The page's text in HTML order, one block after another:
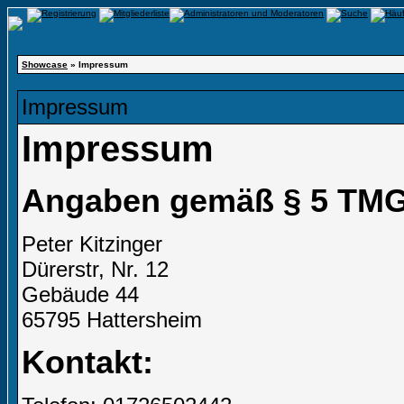
Showcase » Impressum
Impressum
Impressum
Angaben gemäß § 5
Peter Kitzinger
Dürerstr, Nr. 12
Gebäude 44
65795 Hattersheim
Kontakt: